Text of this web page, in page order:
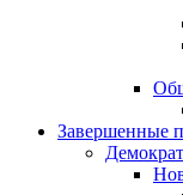
Завершенные